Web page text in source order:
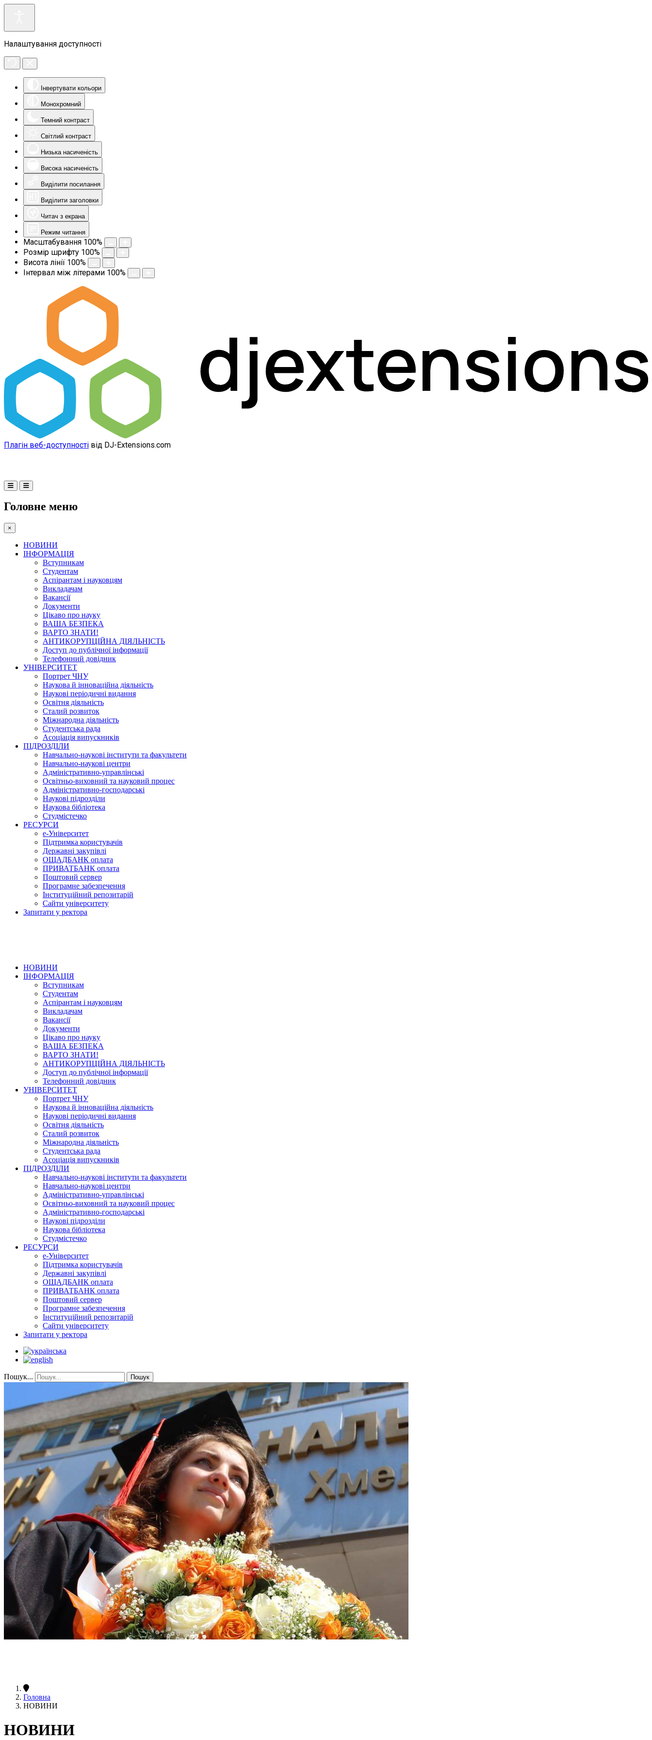
Налаштування доступності
Інвертувати кольори
Монохромний
Темний контраст
Світлий контраст
Низька насиченість
Висока насиченість
Виділити посилання
Виділити заголовки
Читач з екрана
Режим читання
Масштабування 100%
Розмір шрифту 100%
Висота лінії 100%
Інтервал між літерами 100%
Плагін веб-доступності від DJ-Extensions.com
Головне меню
×
НОВИНИ
ІНФОРМАЦІЯ
Вступникам
Студентам
Аспірантам і науковцям
Викладачам
Вакансії
Документи
Цікаво про науку
ВАША БЕЗПЕКА
ВАРТО ЗНАТИ!
АНТИКОРУПЦІЙНА ДІЯЛЬНІСТЬ
Доступ до публічної інформації
Телефонний довідник
УНІВЕРСИТЕТ
Портрет ЧНУ
Наукова й інноваційна діяльність
Наукові періодичні видання
Освітня діяльність
Сталий розвиток
Міжнародна діяльність
Студентська рада
Асоціація випускників
ПІДРОЗДІЛИ
Навчально-наукові інститути та факультети
Навчально-наукові центри
Адміністративно-управлінські
Освітньо-виховний та науковий процес
Адміністративно-господарські
Наукові підрозділи
Наукова бібліотека
Студмістечко
РЕСУРСИ
е-Університет
Підтримка користувачів
Державні закупівлі
ОЩАДБАНК оплата
ПРИВАТБАНК оплата
Поштовий сервер
Програмне забезпечення
Інституційний репозитарій
Сайти університету
Запитати у ректора
НОВИНИ
ІНФОРМАЦІЯ
Вступникам
Студентам
Аспірантам і науковцям
Викладачам
Вакансії
Документи
Цікаво про науку
ВАША БЕЗПЕКА
ВАРТО ЗНАТИ!
АНТИКОРУПЦІЙНА ДІЯЛЬНІСТЬ
Доступ до публічної інформації
Телефонний довідник
УНІВЕРСИТЕТ
Портрет ЧНУ
Наукова й інноваційна діяльність
Наукові періодичні видання
Освітня діяльність
Сталий розвиток
Міжнародна діяльність
Студентська рада
Асоціація випускників
ПІДРОЗДІЛИ
Навчально-наукові інститути та факультети
Навчально-наукові центри
Адміністративно-управлінські
Освітньо-виховний та науковий процес
Адміністративно-господарські
Наукові підрозділи
Наукова бібліотека
Студмістечко
РЕСУРСИ
е-Університет
Підтримка користувачів
Державні закупівлі
ОЩАДБАНК оплата
ПРИВАТБАНК оплата
Поштовий сервер
Програмне забезпечення
Інституційний репозитарій
Сайти університету
Запитати у ректора
Пошук... Пошук
Головна
НОВИНИ
НОВИНИ